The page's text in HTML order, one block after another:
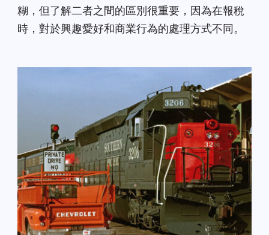
糊，但了解二者之間的區別很重要，因為在報稅
時，對於興趣愛好和商業行為的處理方式不同。